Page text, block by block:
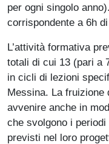
per ogni singolo
corrispondente a 6h
L’attività formativa
totali di cui 13 (pari a
in cicli di lezioni
Messina. La fruizione
avvenire anche in
che svolgono i
previsti nel loro